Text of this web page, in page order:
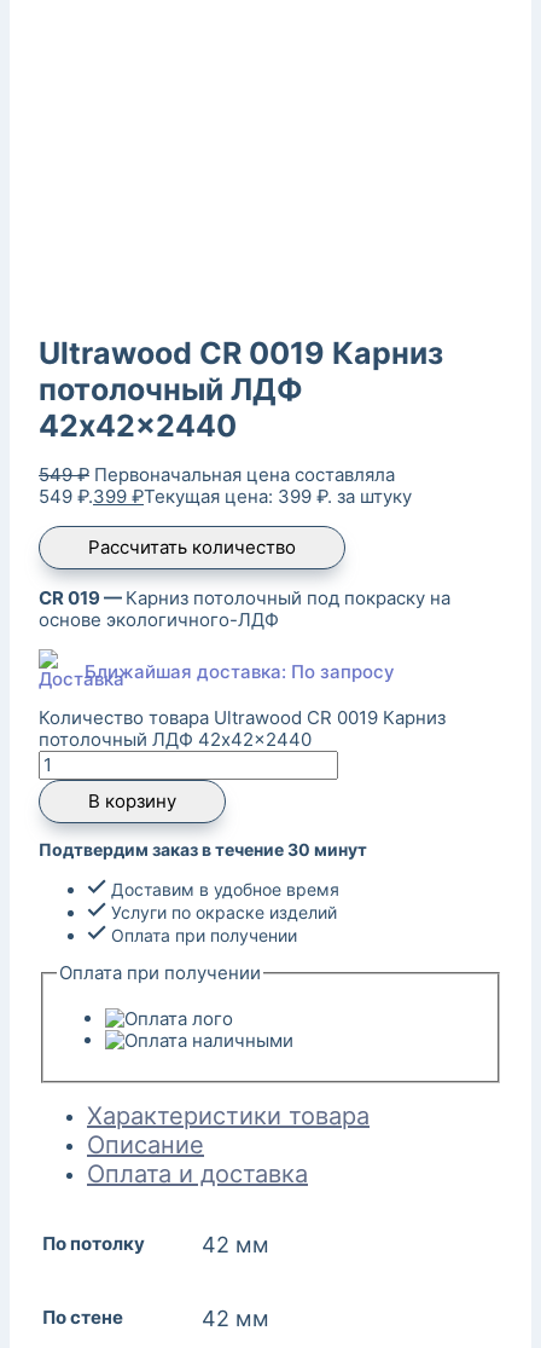
Ultrawood CR 0019 Карниз
потолочный ЛДФ
42x42x2440
549₽ Первоначальная цена составляла
549 ₽.399 ₽Текущая цена: 399 ₽. за штуку
Рассчитать количество
CR 019 — Карниз потолочный под покраску на
основе экологичного-ЛДФ
Ближайшая доставка: По запросу
Количество товара Ultrawood CR 0019 Карниз
потолочный ЛДФ 42x42x2440
В корзину
Подтвердим заказ в течение 30 минут
Доставим в удобное время
Услуги по окраске изделий
Оплата при получении
Оплата при получении
Характеристики товара
Описание
Оплата и доставка
По потолку 42 мм
По стене 42 мм